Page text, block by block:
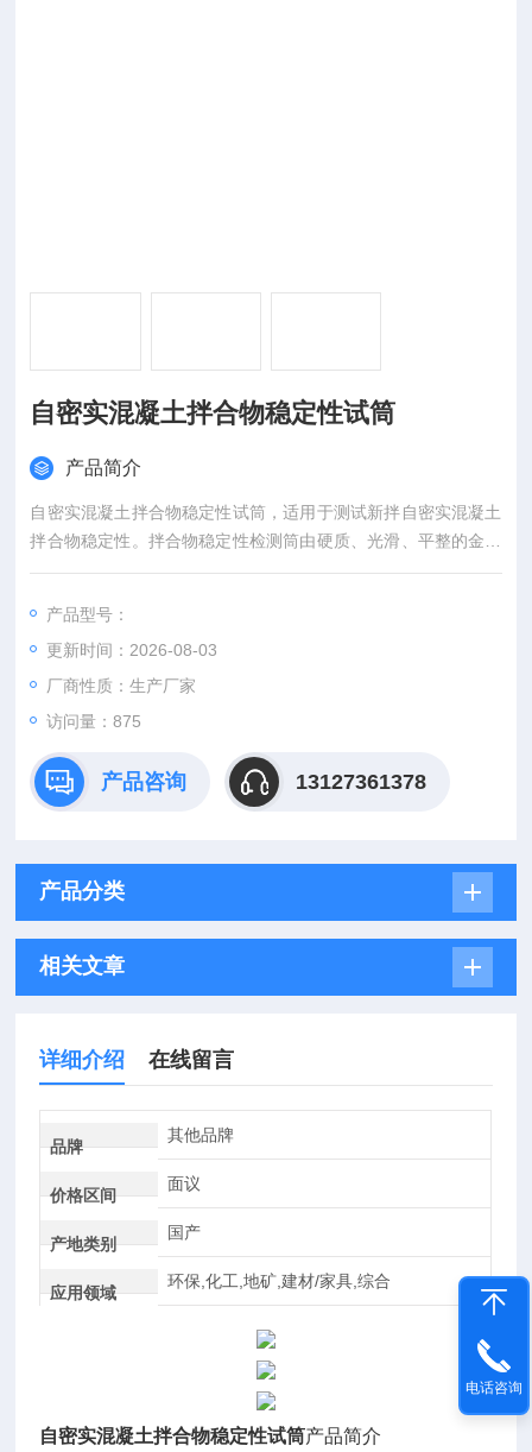
自密实混凝土拌合物稳定性试筒
产品简介
自密实混凝土拌合物稳定性试筒，适用于测试新拌自密实混凝土
拌合物稳定性。拌合物稳定性检测筒由硬质、光滑、平整的金属
板制成。
产品型号：
更新时间：2026-08-03
厂商性质：生产厂家
访问量：875
产品咨询 13127361378
产品分类
相关文章
详细介绍 在线留言
品牌
其他品牌
价格区间
面议
产地类别
国产
应用领域
环保,化工,地矿,建材/家具,综合
自密实混凝土拌合物稳定性试筒产品简介
电话咨询